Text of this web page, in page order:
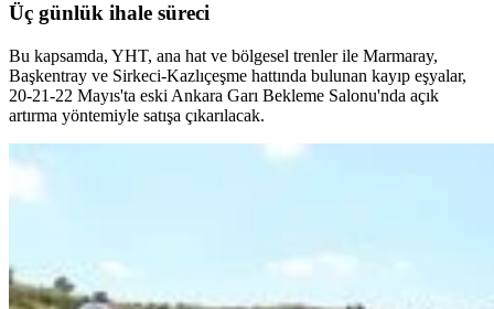
Üç günlük ihale süreci
Bu kapsamda, YHT, ana hat ve bölgesel trenler ile Marmaray,
Başkentray ve Sirkeci-Kazlıçeşme hattında bulunan kayıp eşyalar,
20-21-22 Mayıs'ta eski Ankara Garı Bekleme Salonu'nda açık
artırma yöntemiyle satışa çıkarılacak.